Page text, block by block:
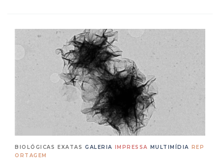
BIOLÓGICAS EXATAS GALERIA IMPRESSA MULTIMÍDIA REP
ORTAGEM